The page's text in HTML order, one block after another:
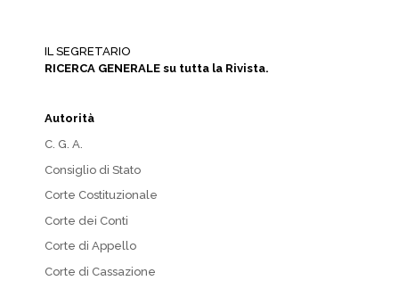
IL SEGRETARIO
RICERCA GENERALE su tutta la Rivista.
Autorità
C. G. A.
Consiglio di Stato
Corte Costituzionale
Corte dei Conti
Corte di Appello
Corte di Cassazione